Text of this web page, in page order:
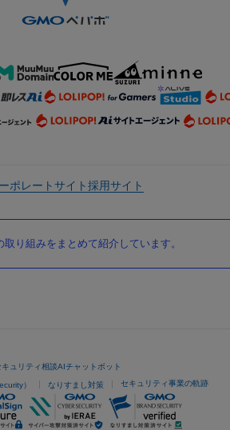
ポレートサイト採用サイト
り組みをまとめて紹介しています。
キュリティ相談AIチャットボット
） なりすまし対策 セキュリティ事業の軌跡